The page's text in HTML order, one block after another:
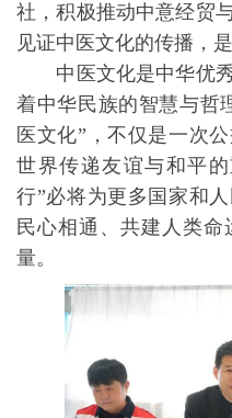
社，积极推动中意经贸
见证中医文化的传播，
中医文化是中华优秀
着中华民族的智慧与哲
医文化”，不仅是一次
世界传递友谊与和平
行”必将为更多国家和
民心相通、共建人类
量。